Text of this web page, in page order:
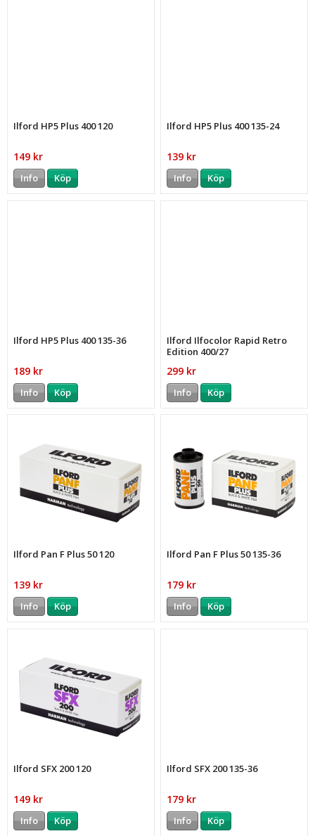
Ilford HP5 Plus 400 120
149 kr
Info Köp
Ilford HP5 Plus 400 135-24
139 kr
Info Köp
Ilford HP5 Plus 400 135-36
189 kr
Info Köp
Ilford Ilfocolor Rapid Retro
Edition 400/27
299 kr
Info Köp
Ilford Pan F Plus 50 120
139 kr
Info Köp
Ilford Pan F Plus 50 135-36
179 kr
Info Köp
Ilford SFX 200 120
149 kr
Info Köp
Ilford SFX 200 135-36
179 kr
Info Köp